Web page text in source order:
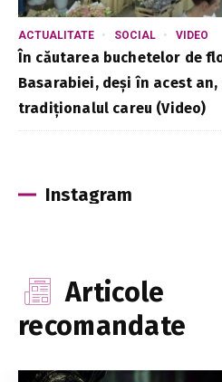
ACTUALITATE SOCIAL VIDEO
În căutarea buchetelor de
Basarabiei, deși în acest
tradiționalul careu (Video)
Instagram
Articole
recomandate